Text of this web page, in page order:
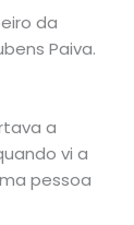
da
Paiva.
a
vi a
pessoa